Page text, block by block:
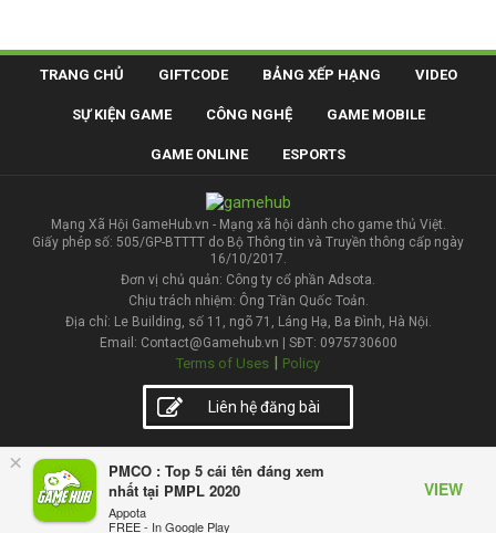
×
PMCO : Top 5 cái tên đáng xem
nhất tại PMPL 2020
Appota
FREE - In Google Play
VIEW
TRANG CHỦ GIFTCODE BẢNG XẾP HẠNG VIDEO
SỰ KIỆN GAME CÔNG NGHỆ GAME MOBILE
GAME ONLINE ESPORTS
Mạng Xã Hội GameHub.vn - Mạng xã hội dành cho game thủ Việt.
Giấy phép số: 505/GP-BTTTT do Bộ Thông tin và Truyền thông cấp ngày
16/10/2017.
Đơn vị chủ quản: Công ty cổ phần Adsota.
Chịu trách nhiệm: Ông Trần Quốc Toản.
Địa chỉ: Le Building, số 11, ngõ 71, Láng Hạ, Ba Đình, Hà Nội.
Email: Contact@Gamehub.vn | SĐT: 0975730600
Terms of Uses | Policy
Liên hệ đăng bài